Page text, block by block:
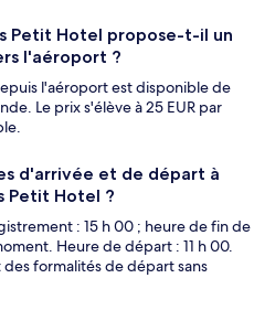
Petit Hotel propose-t-il un
l'aéroport ?
l'aéroport est disponible de
Le prix s'élève à 25 EUR par
d'arrivée et de départ à
Petit Hotel ?
: 15 h 00 ; heure de fin de
Heure de départ : 11 h 00.
formalités de départ sans